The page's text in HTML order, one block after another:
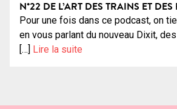
N°22 DE L’ART DES TRAINS ET DES
Pour une fois dans ce podcast, on
en vous parlant du nouveau Dixit,
[…] Lire la suite